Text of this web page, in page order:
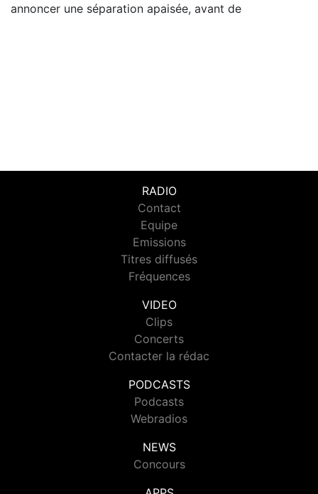
annoncer une séparation apaisée, avant de
RADIO
Contact
Equipe
Emissions
Titres diffusés
Fréquences
VIDEO
Clips
Concerts
Contacter la rédac
PODCASTS
Podcasts
Webradios
NEWS
Concours